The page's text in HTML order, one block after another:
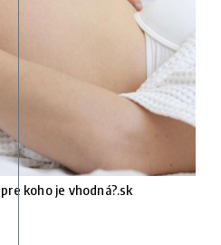
koho je vhodná?.sk